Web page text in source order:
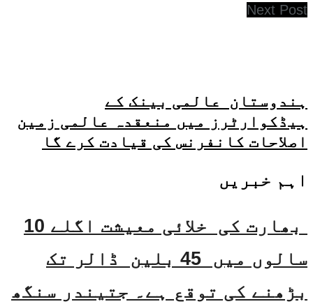
Next Post
ہندوستان عالمی بینک کے
ہیڈکوارٹرز میں منعقدہ عالمی زمین
اصلاحات کانفرنس کی قیادت کرے گا
اہم خبریں
بھارت کی خلائی معیشت اگلے 10
سالوں میں 45 بلین ڈالر تک
بڑھنے کی توقع ہے۔ جتیندر سنگھ